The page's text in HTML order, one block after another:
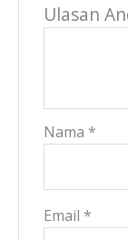
Ulasan
Nama *
Email *